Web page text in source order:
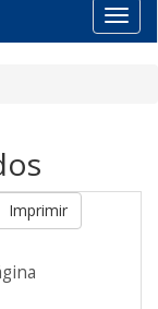
Imprimir